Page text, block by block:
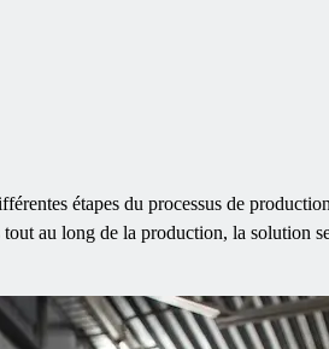
étapes du processus de
au long de la production, la solution